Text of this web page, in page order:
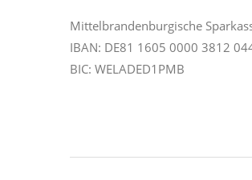
Mittelbrandenburgische
IBAN: DE81 1605 0000 3812
BIC: WELADED1PMB